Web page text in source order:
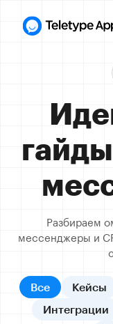
Разбираем
мессенджеры и
Все Кейсы
Интеграции